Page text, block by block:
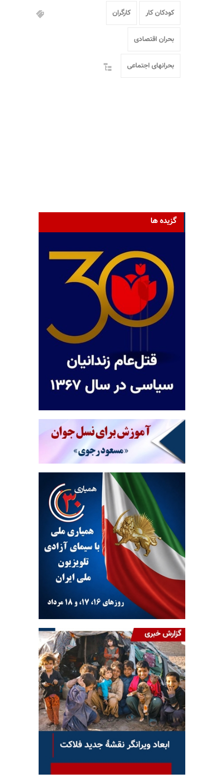
کودکان کار کارگران
بحران اقتصادی
بحرانهای اجتماعی
گزیده ها